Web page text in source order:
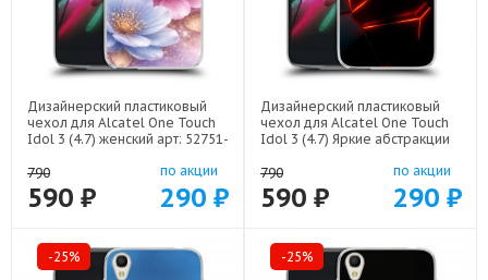
Дизайнерский пластиковый
чехол для Alcatel One Touch
Idol 3 (4.7) женский арт: 52751-
790
590 ₽
по акции
290 ₽
Дизайнерский пластиковый
чехол для Alcatel One Touch
Idol 3 (4.7) Яркие абстракции
790
590 ₽
по акции
290 ₽
-25% -25%